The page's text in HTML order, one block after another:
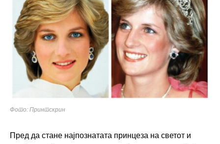
Фото: Принтскрин
Пред да стане најпознатата принцеза на светот и